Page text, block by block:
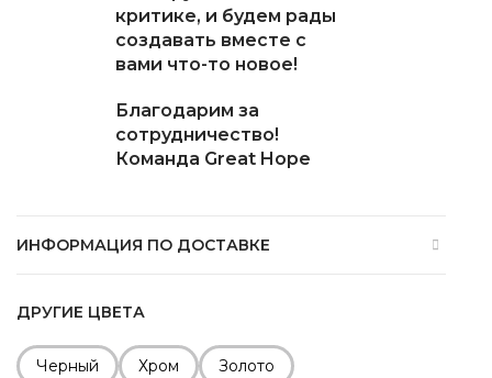
критике, и будем рады
создавать вместе с
вами что-то новое!
Благодарим за
сотрудничество!
Команда Great Hope
ИНФОРМАЦИЯ ПО ДОСТАВКЕ
ДРУГИЕ ЦВЕТА
Черный Хром Золото